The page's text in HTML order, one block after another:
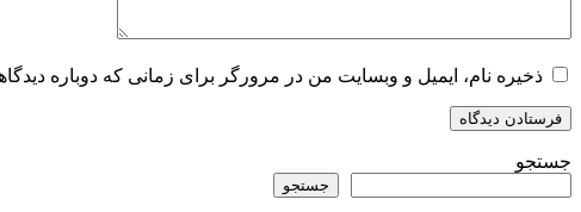
ذخیره نام، ایمیل و وبسایت من در مرورگر برای زمانی که دوباره
جستجو
جستجو